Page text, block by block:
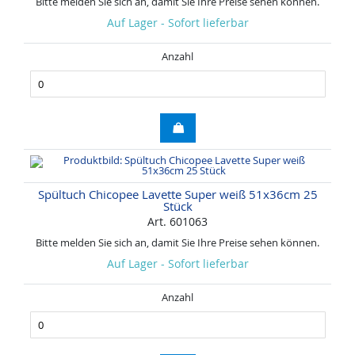
Auf Lager - Sofort lieferbar
Anzahl
Spültuch Chicopee Lavette Super weiß 51x36cm 25
Stück
Art. 601063
Bitte melden Sie sich an, damit Sie Ihre Preise sehen können.
Auf Lager - Sofort lieferbar
Anzahl